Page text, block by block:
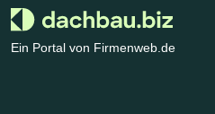
Ein Portal von Firmenweb.de